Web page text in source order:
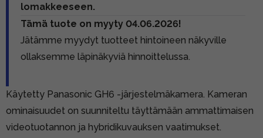
lomakkeeseen.
Tämä tuote on myyty 04.06.2026!
Jätämme myydyt tuotteet hintoineen näkyville
ollaksemme läpinäkyviä hinnoittelussa.
Käytetty Panasonic GH6 -järjestelmäkamera. Kameran
ominaisuudet on suunniteltu täyttämään ammattimaisen
videotuotannon ja hybridikuvauksen vaatimukset.